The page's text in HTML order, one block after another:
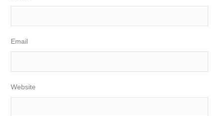
Email
Website